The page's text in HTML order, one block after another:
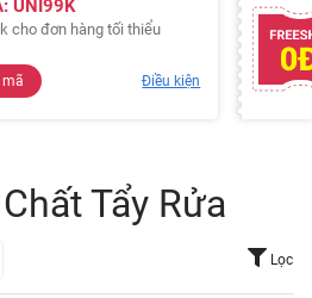
UNI99K
cho đơn hàng tối thiểu
mã Điều kiện
Tẩy Rửa
Lọc